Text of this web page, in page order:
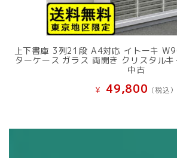
上下書庫 3列21段 A4対応 イトーキ
ターケース ガラス 両開き クリスタル
中古
¥ 49,800 (税込）